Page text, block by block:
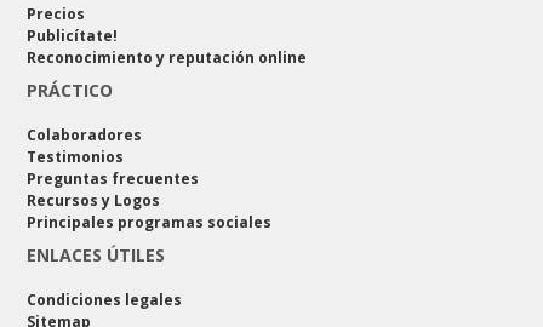
Precios
Publicítate!
Reconocimiento y reputación online
PRÁCTICO
Colaboradores
Testimonios
Preguntas frecuentes
Recursos y Logos
Principales programas sociales
ENLACES ÚTILES
Condiciones legales
Sitemap